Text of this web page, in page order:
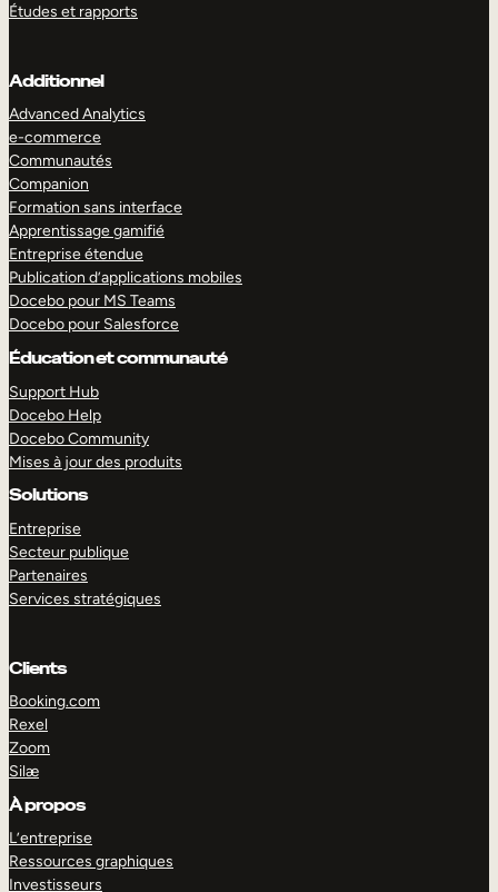
Études et rapports
Additionnel
Advanced Analytics
e-commerce
Communautés
Companion
Formation sans interface
Apprentissage gamifié
Entreprise étendue
Publication d’applications mobiles
Docebo pour MS Teams
Docebo pour Salesforce
Éducation et communauté
Support Hub
Docebo Help
Docebo Community
Mises à jour des produits
Solutions
Entreprise
Secteur publique
Partenaires
Services stratégiques
Clients
Booking.com
Rexel
Zoom
Silæ
À propos
L’entreprise
Ressources graphiques
Investisseurs